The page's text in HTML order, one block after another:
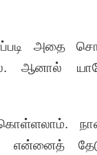
அதை
ஆனால்
என்னைத்